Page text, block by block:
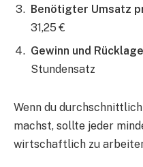
Benötigter Umsatz
31,25 €
Gewinn und
Stundensatz
Wenn du
machst, sollte jeder
wirtschaftlich zu